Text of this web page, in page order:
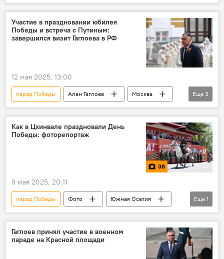
День Победы
Москва
Южная Осетия
Участие в праздновании юбилея
Победы и встреча с Путиным:
завершился визит Гаглоева в РФ
12 мая 2025, 13:00
парад Победы Алан Гаглоев
Москва
80-летие Победы в Великой Отечественной войне
День Победы
9 Мая
Еще 3
Как в Цхинвале праздновали День
Победы: фоторепортаж
38
9 мая 2025, 20:11
парад Победы Фото
Южная Осетия
День Победы
Еще 1
Гаглоев принял участие в военном
параде на Красной площади